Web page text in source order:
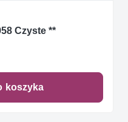
Czyste **
koszyka